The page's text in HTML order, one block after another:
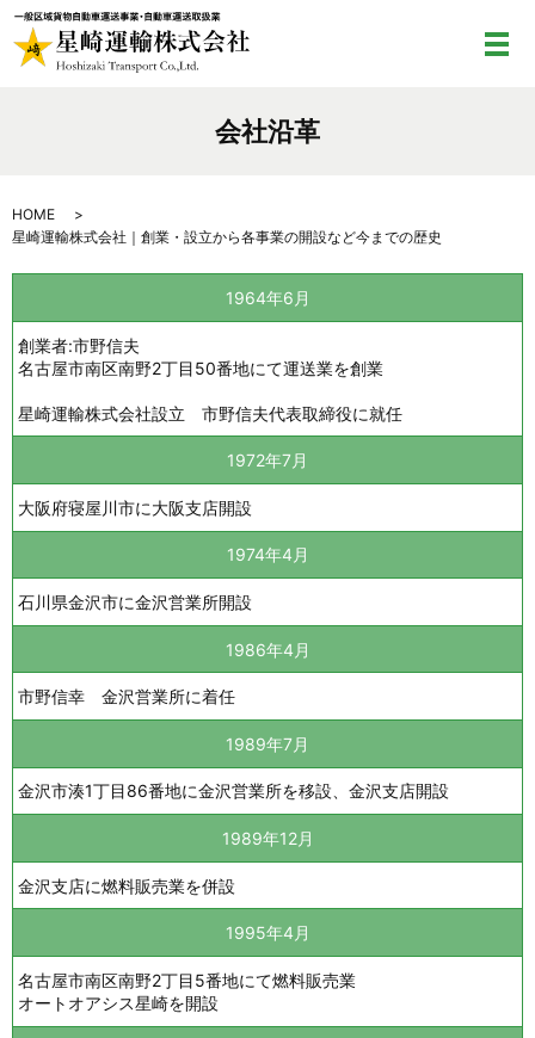
メ
会社沿革
HOME
星崎運輸株式会社｜創業・設立から各事業の開設など今までの歴史
1964年6月
創業者:市野信夫
名古屋市南区南野2丁目50番地にて運送業を創業
星崎運輸株式会社設立 市野信夫代表取締役に就任
1972年7月
大阪府寝屋川市に大阪支店開設
1974年4月
石川県金沢市に金沢営業所開設
1986年4月
市野信幸 金沢営業所に着任
1989年7月
金沢市湊1丁目86番地に金沢営業所を移設、金沢支店開設
1989年12月
金沢支店に燃料販売業を併設
1995年4月
名古屋市南区南野2丁目5番地にて燃料販売業
オートオアシス星崎を開設